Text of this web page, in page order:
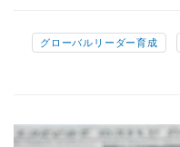
グローバルリーダー育成